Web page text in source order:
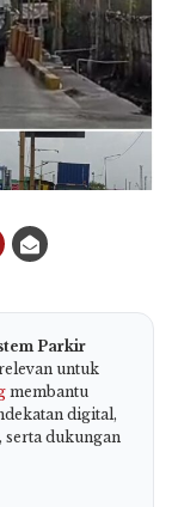
Parkir
untuk
membantu
digital,
serta dukungan